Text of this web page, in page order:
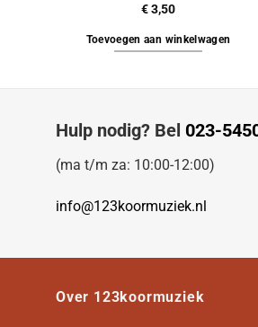
€3,50
Toevoegen aan winkelwagen
Hulp nodig? Bel 023-
(ma t/m za: 10:00-12:00)
info@123koormuziek.nl
Over 123koormuziek